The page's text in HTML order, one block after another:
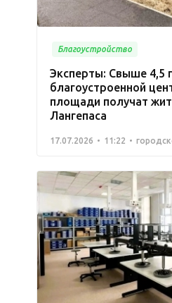
Благоустройство
Эксперты: Свыше 4,5
благоустроенной
площади получат
Лангепаса
17.07.2026 11:22